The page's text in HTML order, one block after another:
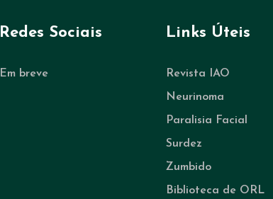
Redes Sociais
Em breve
Links Úteis
Revista IAO
Neurinoma
Paralisia Facial
Surdez
Zumbido
Biblioteca de ORL